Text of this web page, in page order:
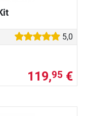
5,0
119,95 €